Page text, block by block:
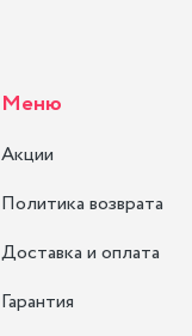
Меню
Акции
Политика возврата
Доставка и оплата
Гарантия